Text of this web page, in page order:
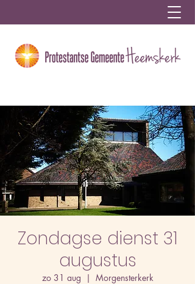
Zondagse dienst 31
augustus
zo 31 aug
  |
Morgensterkerk